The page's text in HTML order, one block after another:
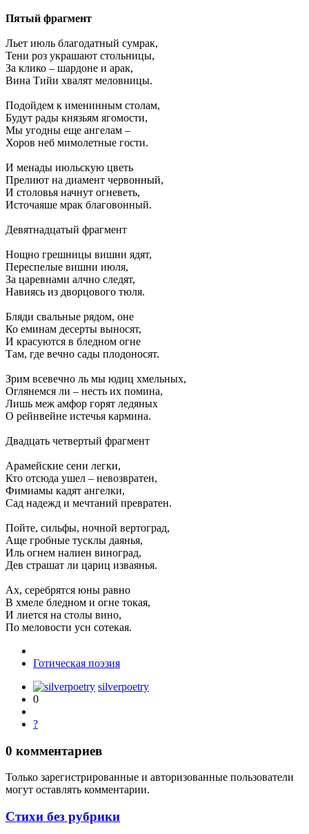
Пятый фрагмент
Льет июль благодатный сумрак,
Тени роз украшают стольницы,
За клико – шардоне и арак,
Вина Тийи хвалят меловницы.
Подойдем к именинным столам,
Будут рады князьям ягомости,
Мы угодны еще ангелам –
Хоров неб мимолетные гости.
И менады июльскую цветь
Прелиют на диамент червонный,
И столовья начнут огневеть,
Источаяше мрак благовонный.
Девятнадцатый фрагмент
Нощно грешницы вишни ядят,
Переспелые вишни июля,
За царевнами алчно следят,
Навиясь из дворцового тюля.
Бляди свальные рядом, оне
Ко еминам десерты выносят,
И красуются в бледном огне
Там, где вечно сады плодоносят.
Зрим всевечно ль мы юдиц хмельных,
Оглянемся ли – несть их помина,
Лишь меж амфор горят ледяных
О рейнвейне истечья кармина.
Двадцать четвертый фрагмент
Арамейские сени легки,
Кто отсюда ушел – невозвратен,
Фимиамы кадят ангелки,
Сад надежд и мечтаний превратен.
Пойте, сильфы, ночной вертоград,
Аще гробные тусклы даянья,
Иль огнем налиен виноград,
Дев страшат ли цариц изваянья.
Ах, серебрятся юны равно
В хмеле бледном и огне токая,
И лиется на столы вино,
По меловости усн сотекая.
Готическая поэзия
silverpoetry
0
?
0 комментариев
Только зарегистрированные и авторизованные пользователи
могут оставлять комментарии.
Стихи без рубрики